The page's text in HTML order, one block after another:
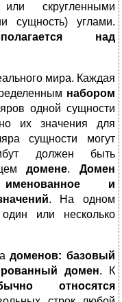
скругленными
сущность) углами.
над
мира. Каждая
набором
одной сущности
их значения для
сущности могут
должен быть
домене. Домен
и
. На одном
или несколько
доменов: базовый
домен. К
относятся